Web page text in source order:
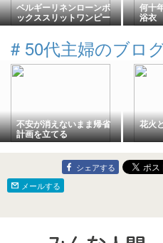
ベルギーリネンローンボ
ックススリットワンピー
ス スモーキーサックスを
何十
浴衣
# 50代主婦のブロ
不安が消えないまま帰省
計画を立てる
花火
シェアする
メールする